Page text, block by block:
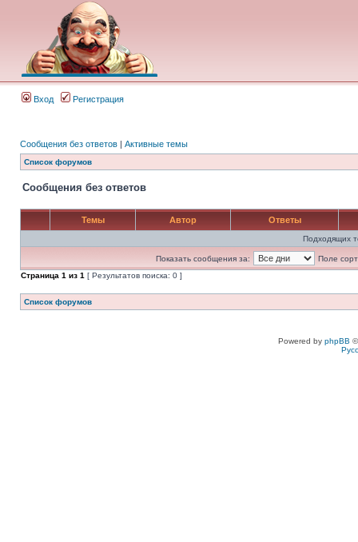
Вход Регистрация
Сообщения без ответов | Активные темы
Список форумов
Сообщения без ответов
Темы Автор Ответы
Подходящих
Показать сообщения за:
Поле
Страница 1 из 1 [ Результатов поиска: 0 ]
Список форумов
Powered by phpBB